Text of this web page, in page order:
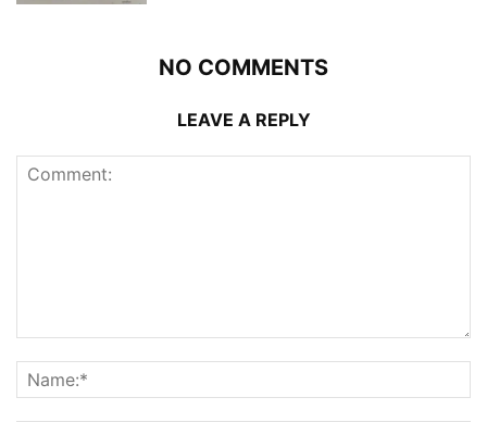
NO COMMENTS
LEAVE A REPLY